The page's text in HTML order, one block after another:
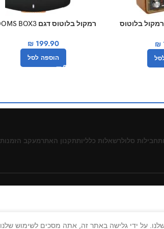
בלוטוס
₪
רמקול בלוטוס דגם BOOMS BOX3
₪ 199.90
הוספה לסל
חבילות סלולרשאלות כלליותתקנון האתרמעקב הזמנות
על ידי גלישה באתר זה, אתה מסכים לשימוש שלנו